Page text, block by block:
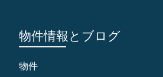
物件情報とブログ
物件